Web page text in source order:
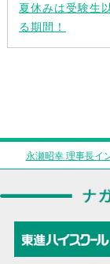
夏休みは受験生
る期間！
永瀬昭幸 理事長イ